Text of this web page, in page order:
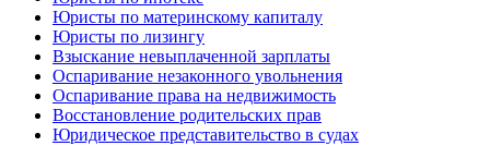
Юристы по материнскому капиталу
Юристы по лизингу
Взыскание невыплаченной зарплаты
Оспаривание незаконного увольнения
Оспаривание права на недвижимость
Восстановление родительских прав
Юридическое представительство в судах